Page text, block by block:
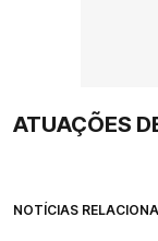
ATUAÇÕES
NOTÍCIAS